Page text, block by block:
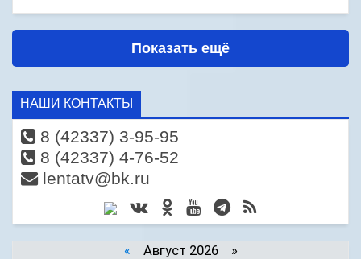
Показать ещё
НАШИ КОНТАКТЫ
8 (42337) 3-95-95
8 (42337) 4-76-52
lentatv@bk.ru
« Август 2026 »